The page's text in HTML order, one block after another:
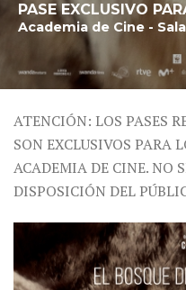
PASE EXCLUSIVO
Academia de Cine -
ATENCIÓN: LOS PASES
SON EXCLUSIVOS PARA
ACADEMIA DE CINE. NO
DISPOSICIÓN DEL